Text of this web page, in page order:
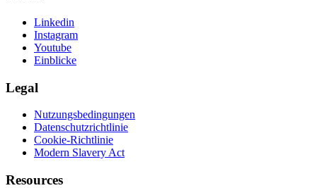
Linkedin
Instagram
Youtube
Einblicke
Legal
Nutzungsbedingungen
Datenschutzrichtlinie
Cookie-Richtlinie
Modern Slavery Act
Resources